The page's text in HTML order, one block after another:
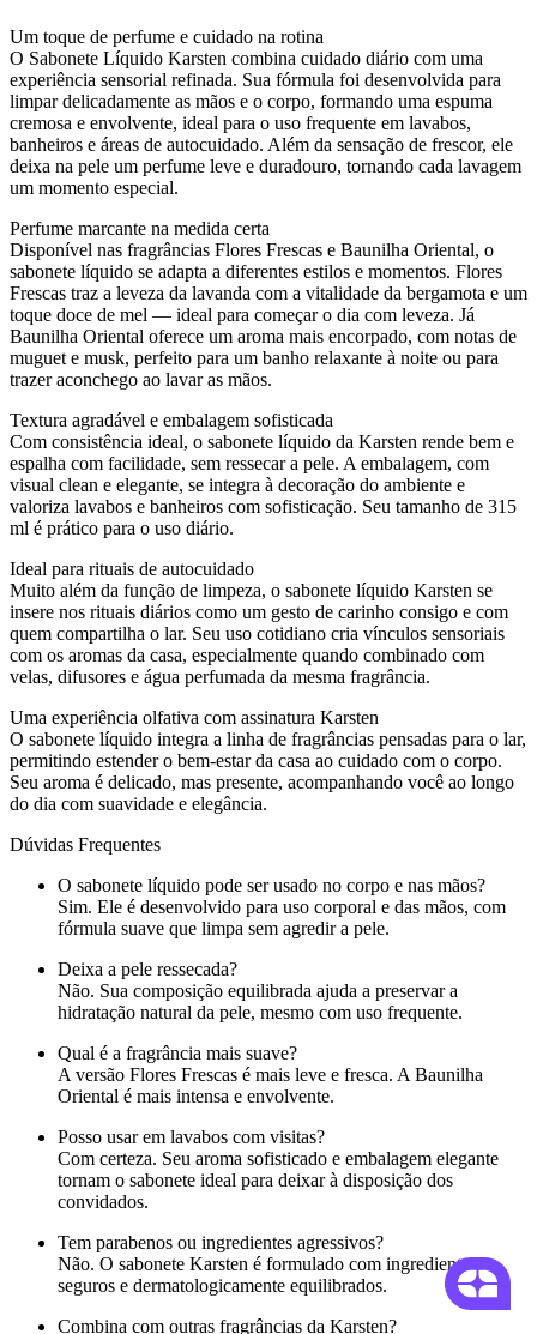
Um toque de perfume e cuidado na rotina
O Sabonete Líquido Karsten combina cuidado diário com uma
experiência sensorial refinada. Sua fórmula foi desenvolvida para
limpar delicadamente as mãos e o corpo, formando uma espuma
cremosa e envolvente, ideal para o uso frequente em lavabos,
banheiros e áreas de autocuidado. Além da sensação de frescor, ele
deixa na pele um perfume leve e duradouro, tornando cada lavagem
um momento especial.
Perfume marcante na medida certa
Disponível nas fragrâncias Flores Frescas e Baunilha Oriental, o
sabonete líquido se adapta a diferentes estilos e momentos. Flores
Frescas traz a leveza da lavanda com a vitalidade da bergamota e um
toque doce de mel — ideal para começar o dia com leveza. Já
Baunilha Oriental oferece um aroma mais encorpado, com notas de
muguet e musk, perfeito para um banho relaxante à noite ou para
trazer aconchego ao lavar as mãos.
Textura agradável e embalagem sofisticada
Com consistência ideal, o sabonete líquido da Karsten rende bem e
espalha com facilidade, sem ressecar a pele. A embalagem, com
visual clean e elegante, se integra à decoração do ambiente e
valoriza lavabos e banheiros com sofisticação. Seu tamanho de 315
ml é prático para o uso diário.
Ideal para rituais de autocuidado
Muito além da função de limpeza, o sabonete líquido Karsten se
insere nos rituais diários como um gesto de carinho consigo e com
quem compartilha o lar. Seu uso cotidiano cria vínculos sensoriais
com os aromas da casa, especialmente quando combinado com
velas, difusores e água perfumada da mesma fragrância.
Uma experiência olfativa com assinatura Karsten
O sabonete líquido integra a linha de fragrâncias pensadas para o lar,
permitindo estender o bem-estar da casa ao cuidado com o corpo.
Seu aroma é delicado, mas presente, acompanhando você ao longo
do dia com suavidade e elegância.
Dúvidas Frequentes
O sabonete líquido pode ser usado no corpo e nas mãos?
Sim. Ele é desenvolvido para uso corporal e das mãos, com
fórmula suave que limpa sem agredir a pele.
Deixa a pele ressecada?
Não. Sua composição equilibrada ajuda a preservar a
hidratação natural da pele, mesmo com uso frequente.
Qual é a fragrância mais suave?
A versão Flores Frescas é mais leve e fresca. A Baunilha
Oriental é mais intensa e envolvente.
Posso usar em lavabos com visitas?
Com certeza. Seu aroma sofisticado e embalagem elegante
tornam o sabonete ideal para deixar à disposição dos
convidados.
Tem parabenos ou ingredientes agressivos?
Não. O sabonete Karsten é formulado com ingredientes
seguros e dermatologicamente equilibrados.
Combina com outras fragrâncias da Karsten?